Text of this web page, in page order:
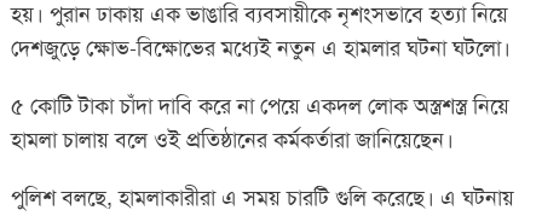
হয়। পুরান ঢাকায় এক ভাঙারি ব্যবসায়ীকে নৃশংসভাবে হত্যা নিয়ে
দেশজুড়ে ক্ষোভ-বিক্ষোভের মধ্যেই নতুন এ হামলার ঘটনা ঘটলো।
৫ কোটি টাকা চাঁদা দাবি করে না পেয়ে একদল লোক অস্ত্রশস্ত্র নিয়ে
হামলা চালায় বলে ওই প্রতিষ্ঠানের কর্মকর্তারা জানিয়েছেন।
পুলিশ বলছে, হামলাকারীরা এ সময় চারটি গুলি করেছে। এ ঘটনায়